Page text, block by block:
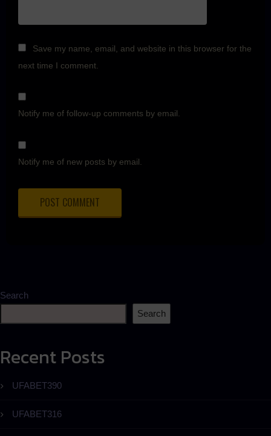
Save my name, email, and website in this browser for the
next time I comment.
Notify me of follow-up comments by email.
Notify me of new posts by email.
Search
Search
Recent Posts
UFABET390
UFABET316